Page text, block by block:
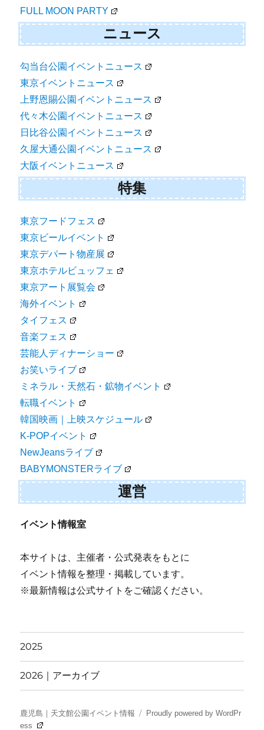
FULL MOON PARTY
ニュース
勾当台公園イベントニュース
東京イベントニュース
上野恩賜公園イベントニュース
代々木公園イベントニュース
日比谷公園イベントニュース
久屋大通公園イベントニュース
大阪イベントニュース
特集
東京フードフェス
東京ビールイベント
東京デパート物産展
東京ホテルビュッフェ
東京アート展覧会
海外イベント
タイフェス
音楽フェス
芸能人ディナーショー
お笑いライブ
ミネラル・天然石・鉱物イベント
転職イベント
韓国映画｜上映スケジュール
K-POPイベント
NewJeansライブ
BABYMONSTERライブ
運営
イベント情報室
本サイトは、主催者・公式発表をもとに
イベント情報を整理・掲載しています。
※最新情報は公式サイトをご確認ください。
2025
2026｜アーカイブ
鹿児島｜天文館公園イベント情報
Proudly powered by WordPr
ess